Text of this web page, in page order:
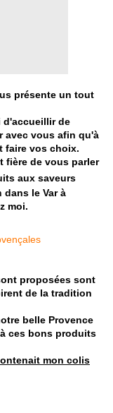
présente un tout
d'accueillir de
avec vous afin qu'à
faire vos choix.
fière de vous parler
aux saveurs
dans le Var à
moi.
proposées sont
de la tradition
belle Provence
ces bons produits
mon colis